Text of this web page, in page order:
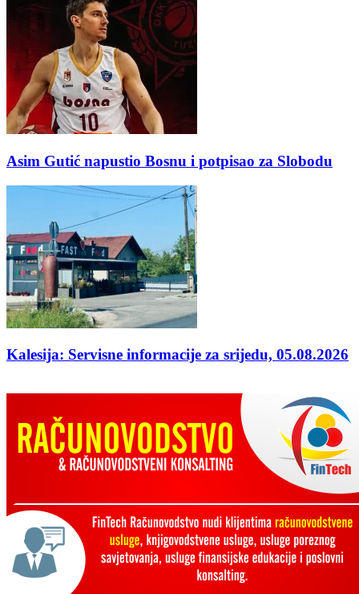
Asim Gutić napustio Bosnu i potpisao za Slobodu
Kalesija: Servisne informacije za srijedu, 05.08.2026